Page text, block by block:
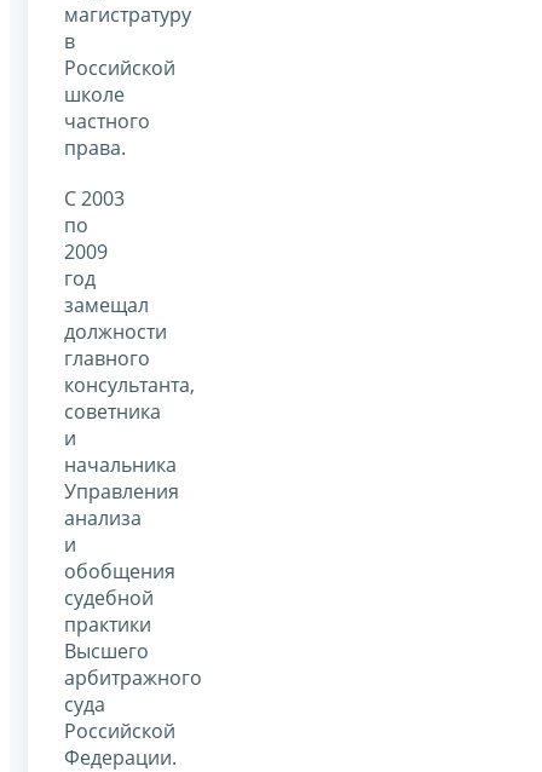
магистратуру
в
Российской
школе
частного
права.
С 2003
по
2009
год
замещал
должности
главного
консультанта,
советника
и
начальника
Управления
анализа
и
обобщения
судебной
практики
Высшего
арбитражного
суда
Российской
Федерации.